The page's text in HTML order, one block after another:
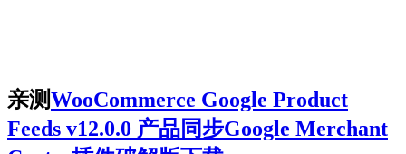
亲测WooCommerce Google Product
Feeds v12.0.0 产品同步Google Merchant